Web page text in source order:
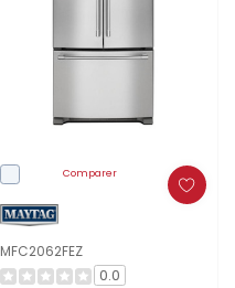
Comparer
MFC2062FEZ
0.0